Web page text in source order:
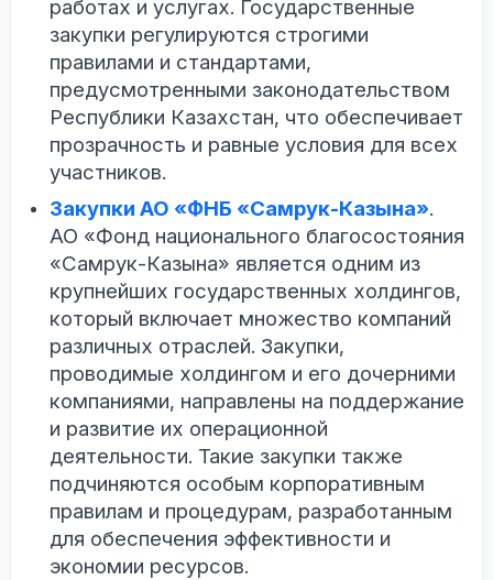
работах и услугах. Государственные
закупки регулируются строгими
правилами и стандартами,
предусмотренными законодательством
Республики Казахстан, что обеспечивает
прозрачность и равные условия для всех
участников.
Закупки АО «ФНБ «Самрук-Казына».
АО «Фонд национального благосостояния
«Самрук-Казына» является одним из
крупнейших государственных холдингов,
который включает множество компаний
различных отраслей. Закупки,
проводимые холдингом и его дочерними
компаниями, направлены на поддержание
и развитие их операционной
деятельности. Такие закупки также
подчиняются особым корпоративным
правилам и процедурам, разработанным
для обеспечения эффективности и
экономии ресурсов.